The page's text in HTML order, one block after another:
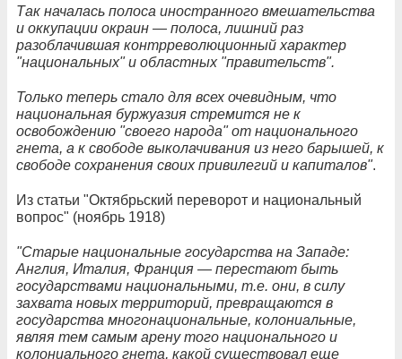
Так началась полоса иностранного вмешательства
и оккупации окраин — полоса, лишний раз
разоблачившая контрреволюционный характер
"национальных" и областных "правительств".
Только теперь стало для всех очевидным, что
национальная буржуазия стремится не к
освобождению "своего народа" от национального
гнета, а к свободе выколачивания из него барышей, к
свободе сохранения своих привилегий и капиталов".
Из статьи "Октябрьский переворот и национальный
вопрос" (ноябрь 1918)
"Старые национальные государства на Западе:
Англия, Италия, Франция — перестают быть
государствами национальными, т.е. они, в силу
захвата новых территорий, превращаются в
государства многонациональные, колониальные,
являя тем самым арену того национального и
колониального гнета, какой существовал еще